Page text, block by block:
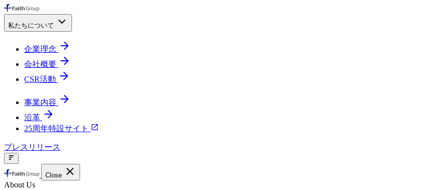
私たちについて
企業理念
会社概要
CSR活動
事業内容
沿革
25周年特設サイト
プレスリリース
Close
About Us